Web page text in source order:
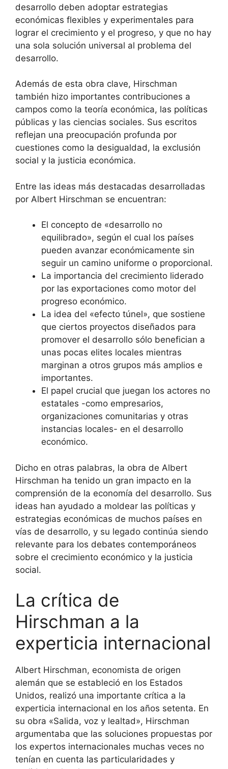
desarrollo deben adoptar estrategias
económicas flexibles y experimentales para
lograr el crecimiento y el progreso, y que no hay
una sola solución universal al problema del
desarrollo.
Además de esta obra clave, Hirschman
también hizo importantes contribuciones a
campos como la teoría económica, las políticas
públicas y las ciencias sociales. Sus escritos
reflejan una preocupación profunda por
cuestiones como la desigualdad, la exclusión
social y la justicia económica.
Entre las ideas más destacadas desarrolladas
por Albert Hirschman se encuentran:
El concepto de «desarrollo no
equilibrado», según el cual los países
pueden avanzar económicamente sin
seguir un camino uniforme o proporcional.
La importancia del crecimiento liderado
por las exportaciones como motor del
progreso económico.
La idea del «efecto túnel», que sostiene
que ciertos proyectos diseñados para
promover el desarrollo sólo benefician a
unas pocas elites locales mientras
marginan a otros grupos más amplios e
importantes.
El papel crucial que juegan los actores no
estatales -como empresarios,
organizaciones comunitarias y otras
instancias locales- en el desarrollo
económico.
Dicho en otras palabras, la obra de Albert
Hirschman ha tenido un gran impacto en la
comprensión de la economía del desarrollo. Sus
ideas han ayudado a moldear las políticas y
estrategias económicas de muchos países en
vías de desarrollo, y su legado continúa siendo
relevante para los debates contemporáneos
sobre el crecimiento económico y la justicia
social.
La crítica de
Hirschman a la
experticia internacional
Albert Hirschman, economista de origen
alemán que se estableció en los Estados
Unidos, realizó una importante crítica a la
experticia internacional en los años setenta. En
su obra «Salida, voz y lealtad», Hirschman
argumentaba que las soluciones propuestas por
los expertos internacionales muchas veces no
tenían en cuenta las particularidades y